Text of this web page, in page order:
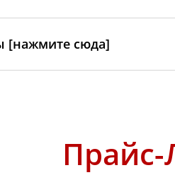
[нажмите сюда]
Прайс-